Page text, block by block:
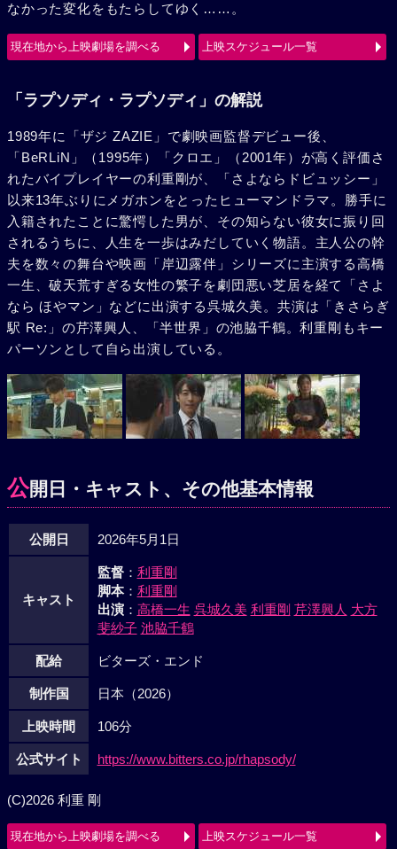
なかった変化をもたらしてゆく……。
現在地から上映劇場を調べる 上映スケジュール一覧
「ラプソディ・ラプソディ」の解説
1989年に「ザジ ZAZIE」で劇映画監督デビュー後、
「BeRLiN」（1995年）「クロエ」（2001年）が高く評価さ
れたバイプレイヤーの利重剛が、「さよならドビュッシー」
以来13年ぶりにメガホンをとったヒューマンドラマ。勝手に
入籍されたことに驚愕した男が、その知らない彼女に振り回
されるうちに、人生を一歩はみだしていく物語。主人公の幹
夫を数々の舞台や映画「岸辺露伴」シリーズに主演する高橋
一生、破天荒すぎる女性の繁子を劇団悪い芝居を経て「さよ
なら ほやマン」などに出演する呉城久美。共演は「きさらぎ
駅 Re:」の芹澤興人、「半世界」の池脇千鶴。利重剛もキー
パーソンとして自ら出演している。
公開日・キャスト、その他基本情報
公開日 2026年5月1日
キャスト
監督： 利重剛
脚本： 利重剛
出演： 高橋一生 呉城久美 利重剛 芹澤興人 大方
斐紗子 池脇千鶴
配給 ビターズ・エンド
制作国 日本（2026）
上映時間 106分
公式サイト https://www.bitters.co.jp/rhapsody/
(C)2026 利重 剛
現在地から上映劇場を調べる 上映スケジュール一覧